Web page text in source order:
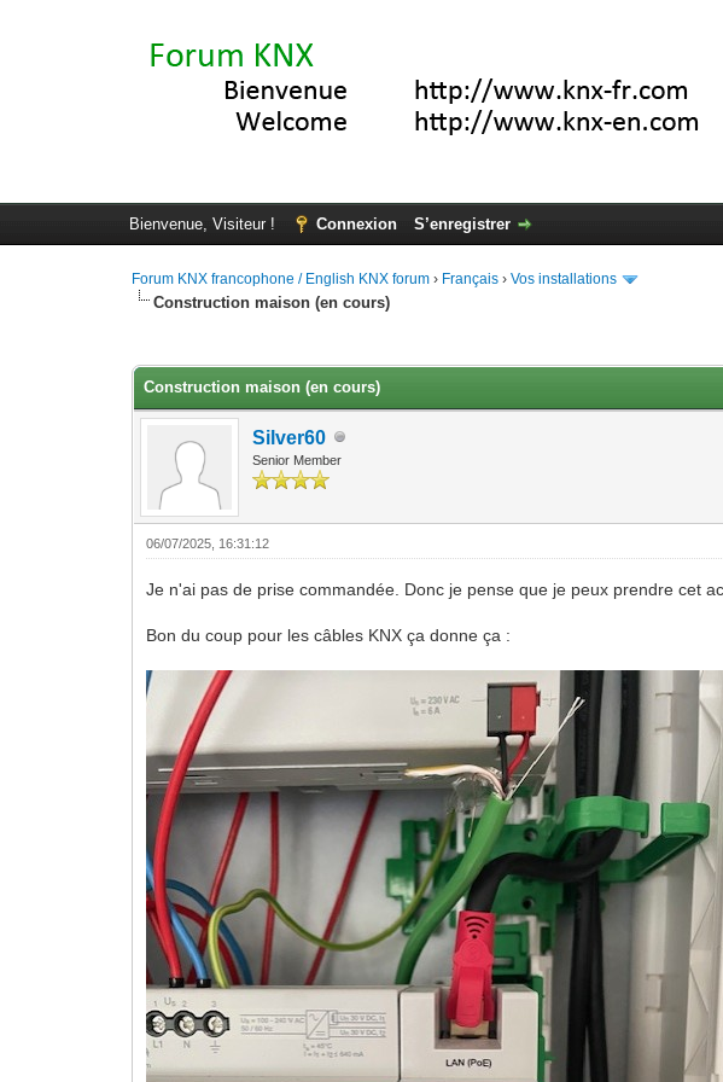
Bienvenue, Visiteur ! Connexion S’enregistrer
Forum KNX francophone / English KNX forum › Français ›Vos installations
Construction maison (en cours)
Construction maison (en cours)
Silver60
Senior Member
06/07/2025, 16:31:12
Je n'ai pas de prise commandée. Donc je pense que je peux prendre cet
Bon du coup pour les câbles KNX ça donne ça :